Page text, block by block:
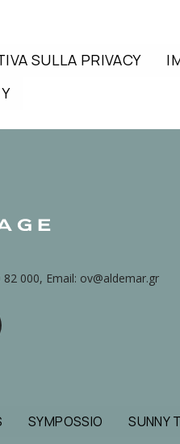
SULLA PRIVACY
000, Email: ov@aldemar.gr
SYMPOSSIO SUNNY